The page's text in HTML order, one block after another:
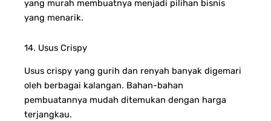
yang murah membuatnya menjadi pilihan bisnis
yang menarik.
14. Usus Crispy
Usus crispy yang gurih dan renyah banyak digemari
oleh berbagai kalangan. Bahan-bahan
pembuatannya mudah ditemukan dengan harga
terjangkau.